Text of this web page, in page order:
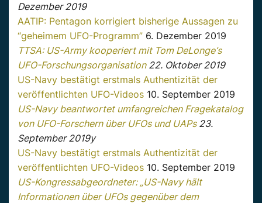
Dezember 2019
AATIP: Pentagon korrigiert bisherige Aussagen zu
“geheimem UFO-Programm” 6. Dezember 2019
TTSA: US-Army kooperiert mit Tom DeLonge‘s
UFO-Forschungsorganisation22. Oktober 2019
US-Navy bestätigt erstmals Authentizität der
veröffentlichten UFO-Videos 10. September 2019
US-Navy beantwortet umfangreichen Fragekatalog
von UFO-Forschern über UFOs und UAPs23.
September 2019y
US-Navy bestätigt erstmals Authentizität der
veröffentlichten UFO-Videos 10. September 2019
US-Kongressabgeordneter: „US-Navy hält
Informationen über UFOs gegenüber dem